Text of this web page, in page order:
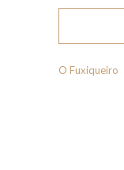
O Fuxiqueiro